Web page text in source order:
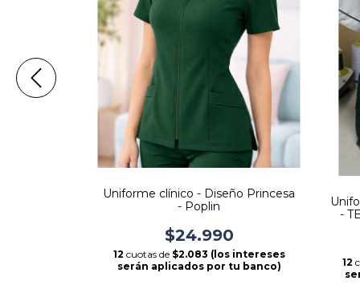
Uniforme clínico - Diseño Princesa
- Poplin
$24.990
12 cuotas de $2.083 (los intereses
serán aplicados por tu banco)
-
12